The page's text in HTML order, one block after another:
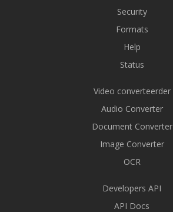
Security
Formats
Help
Status
Video converteerder
Audio Converter
Document Converter
Image Converter
OCR
Developers API
API Docs